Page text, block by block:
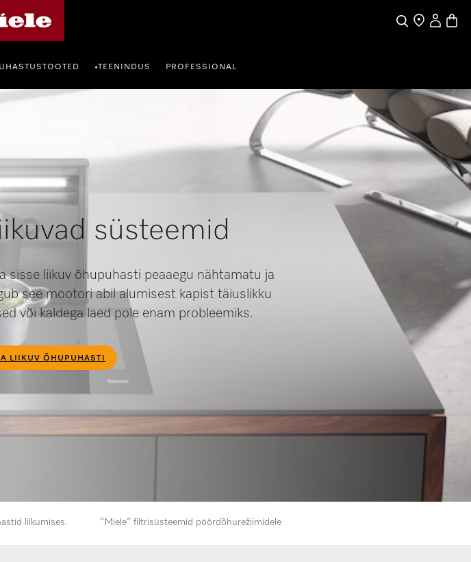
SearchFind a store
My Basket
•TEENINDUS PROFESSIONAL
süsteemid
sisse liikuv õhupuhasti peaaegu nähtamatu ja
see mootori abil alumisest kapist täiuslikku
või kaldega laed pole enam probleemiks.
LIIKUV ÕHUPUHASTI
liikumises. “Miele” filtrisüsteemid pöördõhurežiimidele